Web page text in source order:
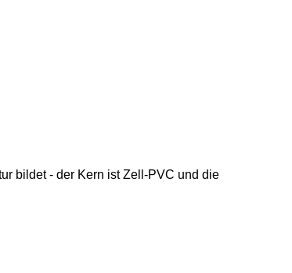
bildet - der Kern ist Zell-PVC und die